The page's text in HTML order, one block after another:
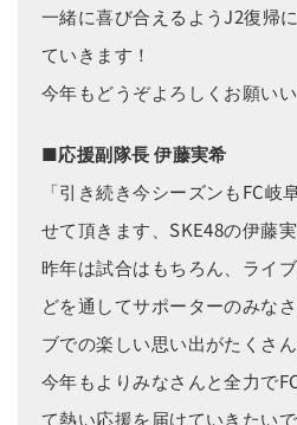
一緒に喜び合えるようJ2復帰
ていきます！
今年もどうぞよろしくお願いい
■応援副隊長 伊藤実希
「引き続き今シーズンもFC岐
せて頂きます、SKE48の伊藤実
昨年は試合はもちろん、ライ
どを通してサポーターのみな
ブでの楽しい思い出がたくさん
今年もよりみなさんと全力で
て熱い応援を届けていきたい